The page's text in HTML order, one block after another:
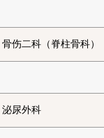
骨伤二科（脊柱骨科）
泌尿外科